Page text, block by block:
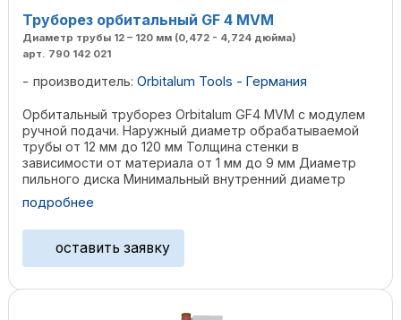
Труборез орбитальный GF 4 MVM
Диаметр трубы 12 – 120 мм (0,472 - 4,724 дюйма)
арт. 790 142 021
производитель: Orbitalum Tools - Германия
Орбитальный труборез Orbitalum GF4 MVM с модулем
ручной подачи. Наружный диаметр обрабатываемой
трубы от 12 мм до 120 мм Толщина стенки в
зависимости от материала от 1 мм до 9 мм Диаметр
пильного диска Минимальный внутренний диаметр
трубы 63 мм 21 ...
подробнее
оставить заявку